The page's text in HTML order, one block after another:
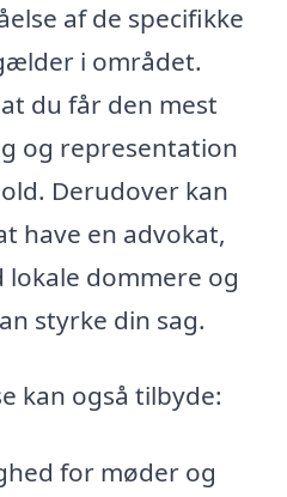
af de specifikke
i området.
du får den mest
og representation
Derudover kan
have en advokat,
dommere og
styrke din sag.
kan også tilbyde:
for møder og